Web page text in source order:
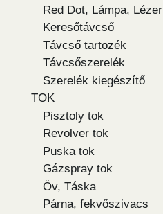
Red Dot, Lámpa, Lézer
Keresőtávcső
Távcső tartozék
Távcsőszerelék
Szerelék kiegészítő
TOK
Pisztoly tok
Revolver tok
Puska tok
Gázspray tok
Öv, Táska
Párna, fekvőszivacs